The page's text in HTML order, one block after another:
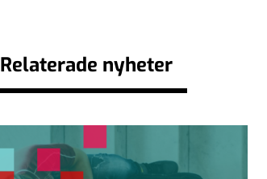
Relaterade nyheter